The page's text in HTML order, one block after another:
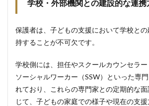
学校・外部機関との建設的な連携
保護者は、子どもの支援において学校と
持することが不可欠です。
学校側には、担任やスクールカウンセラ
ソーシャルワーカー（SSW）といった専
れており、これらの専門家との定期的な
じて、子どもの家庭での様子や現在の支